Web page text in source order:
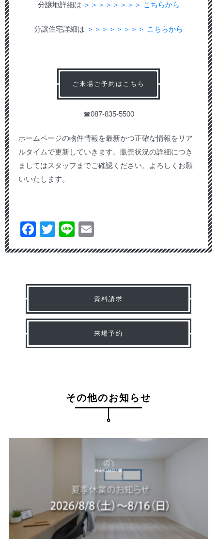
分譲地詳細は ＞＞＞＞＞＞＞＞ こちらから
分譲住宅詳細は ＞＞＞＞＞＞＞＞ こちらから
ご来場ご予約はこちら
☎087-835-5500
ホームページの物件情報を最新かつ正確な情報をリア
ルタイムで更新していきます。販売状況の詳細につき
ましてはスタッフまでご確認ください。よろしくお願
いいたします。
Facebook
Twitter
Line
資料請求
来場予約
その他のお知らせ